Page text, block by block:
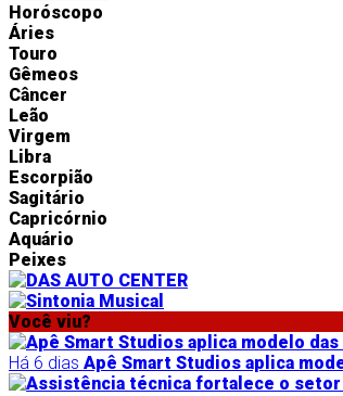
Horóscopo
Áries
Touro
Gêmeos
Câncer
Leão
Virgem
Libra
Escorpião
Sagitário
Capricórnio
Aquário
Peixes
Você viu?
Há 6 dias Apê Smart Studios aplica